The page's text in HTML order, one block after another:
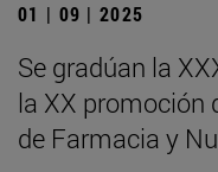
01 | 09 | 2025
Se gradúan la
la XX promoción
de Farmacia y